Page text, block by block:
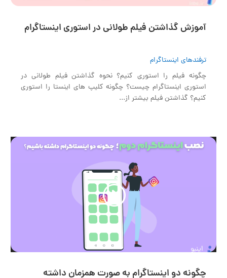
آموزش گذاشتن فیلم طولانی در استوری اینستاگرام
ترفندهای اینستاگرام
چگونه فیلم را استوری کنیم؟ نحوه گذاشتن فیلم طولانی در
استوری اینستاگرام چیست؟ چگونه کلیپ های اینستا را استوری
کنیم؟ گذاشتن فیلم بیشتر از...
نمایشگر
چگونه دو اینستاگرام به صورت همزمان داشته